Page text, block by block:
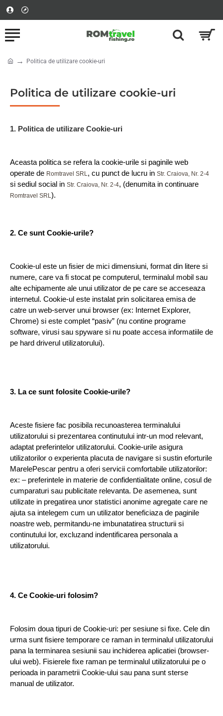
Politica de utilizare cookie-uri
Politica de utilizare cookie-uri
1. Politica de utilizare Cookie-uri
Aceasta politica se refera la cookie-urile si paginile web
operate de Romtravel SRL, cu punct de lucru in
si sediul social in Str. Craiova, Nr. 2-4
Romtravel SRL).
2. Ce sunt Cookie-urile?
Cookie-ul este un fisier de mici dimensiuni, format din litere si
numere, care va fi stocat pe computerul, terminalul mobil sau
alte echipamente ale unui utilizator de pe care se acceseaza
internetul. Cookie-ul este instalat prin solicitarea emisa de
catre un web-server unui browser (ex: Internet Explorer,
Chrome) si este complet “pasiv” (nu contine programe
software, virusi sau spyware si nu poate accesa informatiile de
pe hard driverul utilizatorului).
3. La ce sunt folosite Cookie-urile?
Aceste fisiere fac posibila recunoasterea terminalului
utilizatorului si prezentarea continutului intr-un mod relevant,
adaptat preferintelor utilizatorului. Cookie-urile asigura
utilizatorilor o experienta placuta de navigare si sustin eforturile
MarelePescar pentru a oferi servicii comfortabile utilizatorilor:
ex: – preferintele in materie de confidentialitate online, cosul de
cumparaturi sau publicitate relevanta. De asemenea, sunt
utilizate in pregatirea unor statistici anonime agregate care ne
ajuta sa intelegem cum un utilizator beneficiaza de paginile
noastre web, permitandu-ne imbunatatirea structurii si
continutului lor, excluzand indentificarea personala a
utilizatorului.
4. Ce Cookie-uri folosim?
Folosim doua tipuri de Cookie-uri: per sesiune si fixe. Cele din
urma sunt fisiere temporare ce raman in terminalul utilizatorului
pana la terminarea sesiunii sau inchiderea aplicatiei (browser-
ului web). Fisierele fixe raman pe terminalul utilizatorului pe o
perioada in parametrii Cookie-ului sau pana sunt sterse
manual de utilizator.